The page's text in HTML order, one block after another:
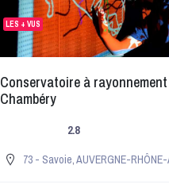
LES + VUS
Conservatoire à
Chambéry
2.8
73 - Savoie,AUVERGNE-